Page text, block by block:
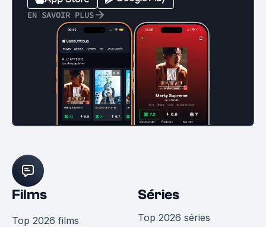
EN SAVOIR PLUS
Films
Top 2026 films
Séries
Top 2026 séries